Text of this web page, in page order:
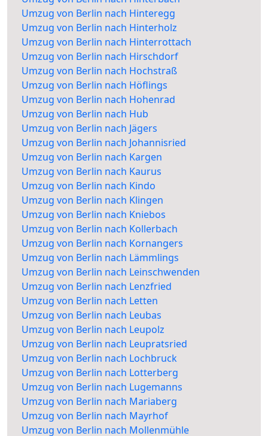
Umzug von Berlin nach Hinteregg
Umzug von Berlin nach Hinterholz
Umzug von Berlin nach Hinterrottach
Umzug von Berlin nach Hirschdorf
Umzug von Berlin nach Hochstraß
Umzug von Berlin nach Höflings
Umzug von Berlin nach Hohenrad
Umzug von Berlin nach Hub
Umzug von Berlin nach Jägers
Umzug von Berlin nach Johannisried
Umzug von Berlin nach Kargen
Umzug von Berlin nach Kaurus
Umzug von Berlin nach Kindo
Umzug von Berlin nach Klingen
Umzug von Berlin nach Kniebos
Umzug von Berlin nach Kollerbach
Umzug von Berlin nach Kornangers
Umzug von Berlin nach Lämmlings
Umzug von Berlin nach Leinschwenden
Umzug von Berlin nach Lenzfried
Umzug von Berlin nach Letten
Umzug von Berlin nach Leubas
Umzug von Berlin nach Leupolz
Umzug von Berlin nach Leupratsried
Umzug von Berlin nach Lochbruck
Umzug von Berlin nach Lotterberg
Umzug von Berlin nach Lugemanns
Umzug von Berlin nach Mariaberg
Umzug von Berlin nach Mayrhof
Umzug von Berlin nach Mollenmühle